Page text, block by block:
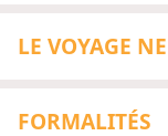
LE VOYAGE
FORMALITÉS